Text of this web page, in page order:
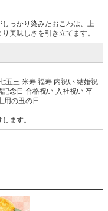
っかり染みたおこわは、上
美味しさを引き立てます。
五三 米寿 福寿 内祝い 結婚祝
念日 合格祝い 入社祝い 卒
用の丑の日
ます。